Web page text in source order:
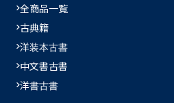
全商品一覧
古典籍
洋装本古書
中文書古書
洋書古書